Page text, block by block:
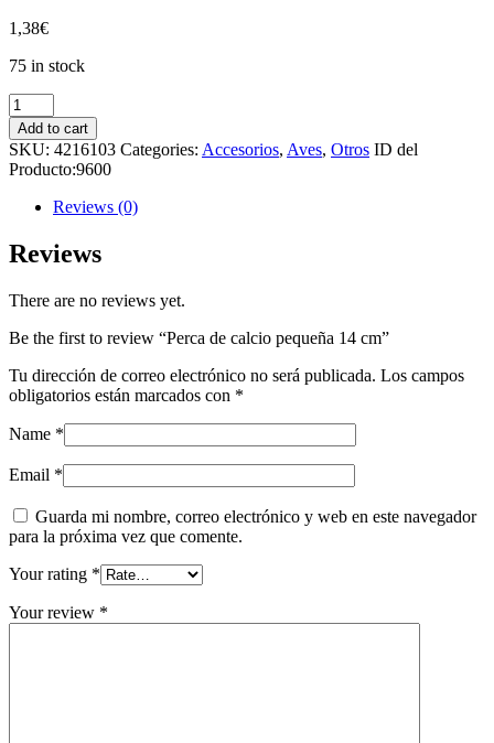
1,38€
75 in stock
Perca
de
calcio
pequeña
14
quantity
Add to cart
SKU: 4216103 Categories: Accesorios, Aves, Otros ID del
Producto:9600
Reviews (0)
Reviews
There are no reviews yet.
Be the first to review “Perca de calcio pequeña 14 cm”
Tu dirección de correo electrónico no será publicada. Los campos
obligatorios están marcados con *
Name *
Email *
Guarda mi nombre, correo electrónico y web en este navegador
para la próxima vez que comente.
Your rating *
Your review *